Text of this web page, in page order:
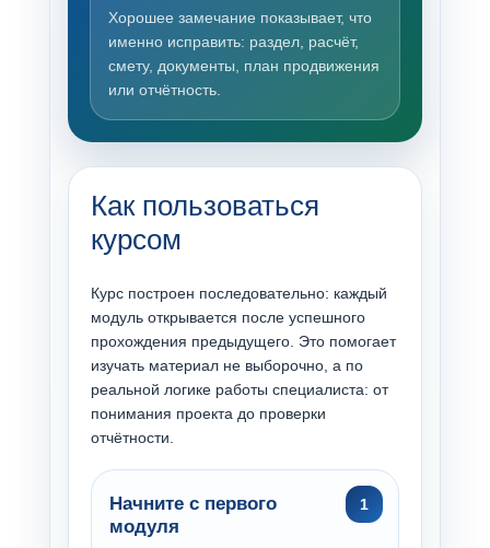
Хорошее замечание показывает, что
именно исправить: раздел, расчёт,
смету, документы, план продвижения
или отчётность.
Как пользоваться
курсом
Курс построен последовательно: каждый
модуль открывается после успешного
прохождения предыдущего. Это помогает
изучать материал не выборочно, а по
реальной логике работы специалиста: от
понимания проекта до проверки
отчётности.
Начните с первого
модуля